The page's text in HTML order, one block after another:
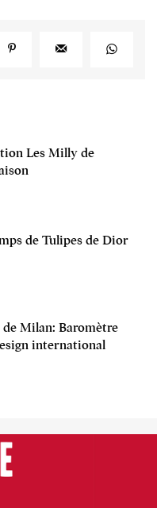
Les Milly de
de Tulipes de Dior
Milan: Baromètre
international